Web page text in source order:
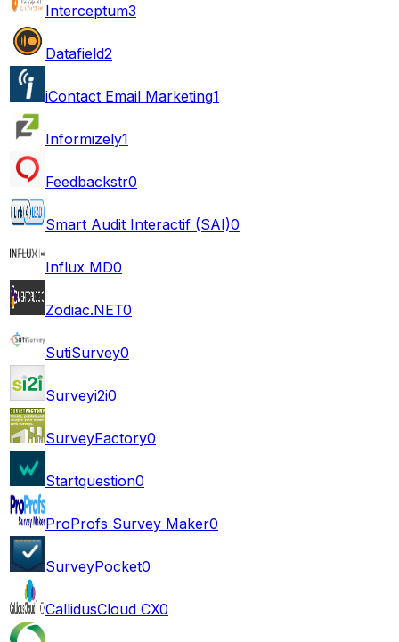
Interceptum3
Datafield2
iContact Email Marketing1
Informizely1
Feedbackstr0
Smart Audit Interactif (SAI)0
Influx MD0
Zodiac.NET0
SutiSurvey0
Surveyi2i0
SurveyFactory0
Startquestion0
ProProfs Survey Maker0
SurveyPocket0
CallidusCloud CX0